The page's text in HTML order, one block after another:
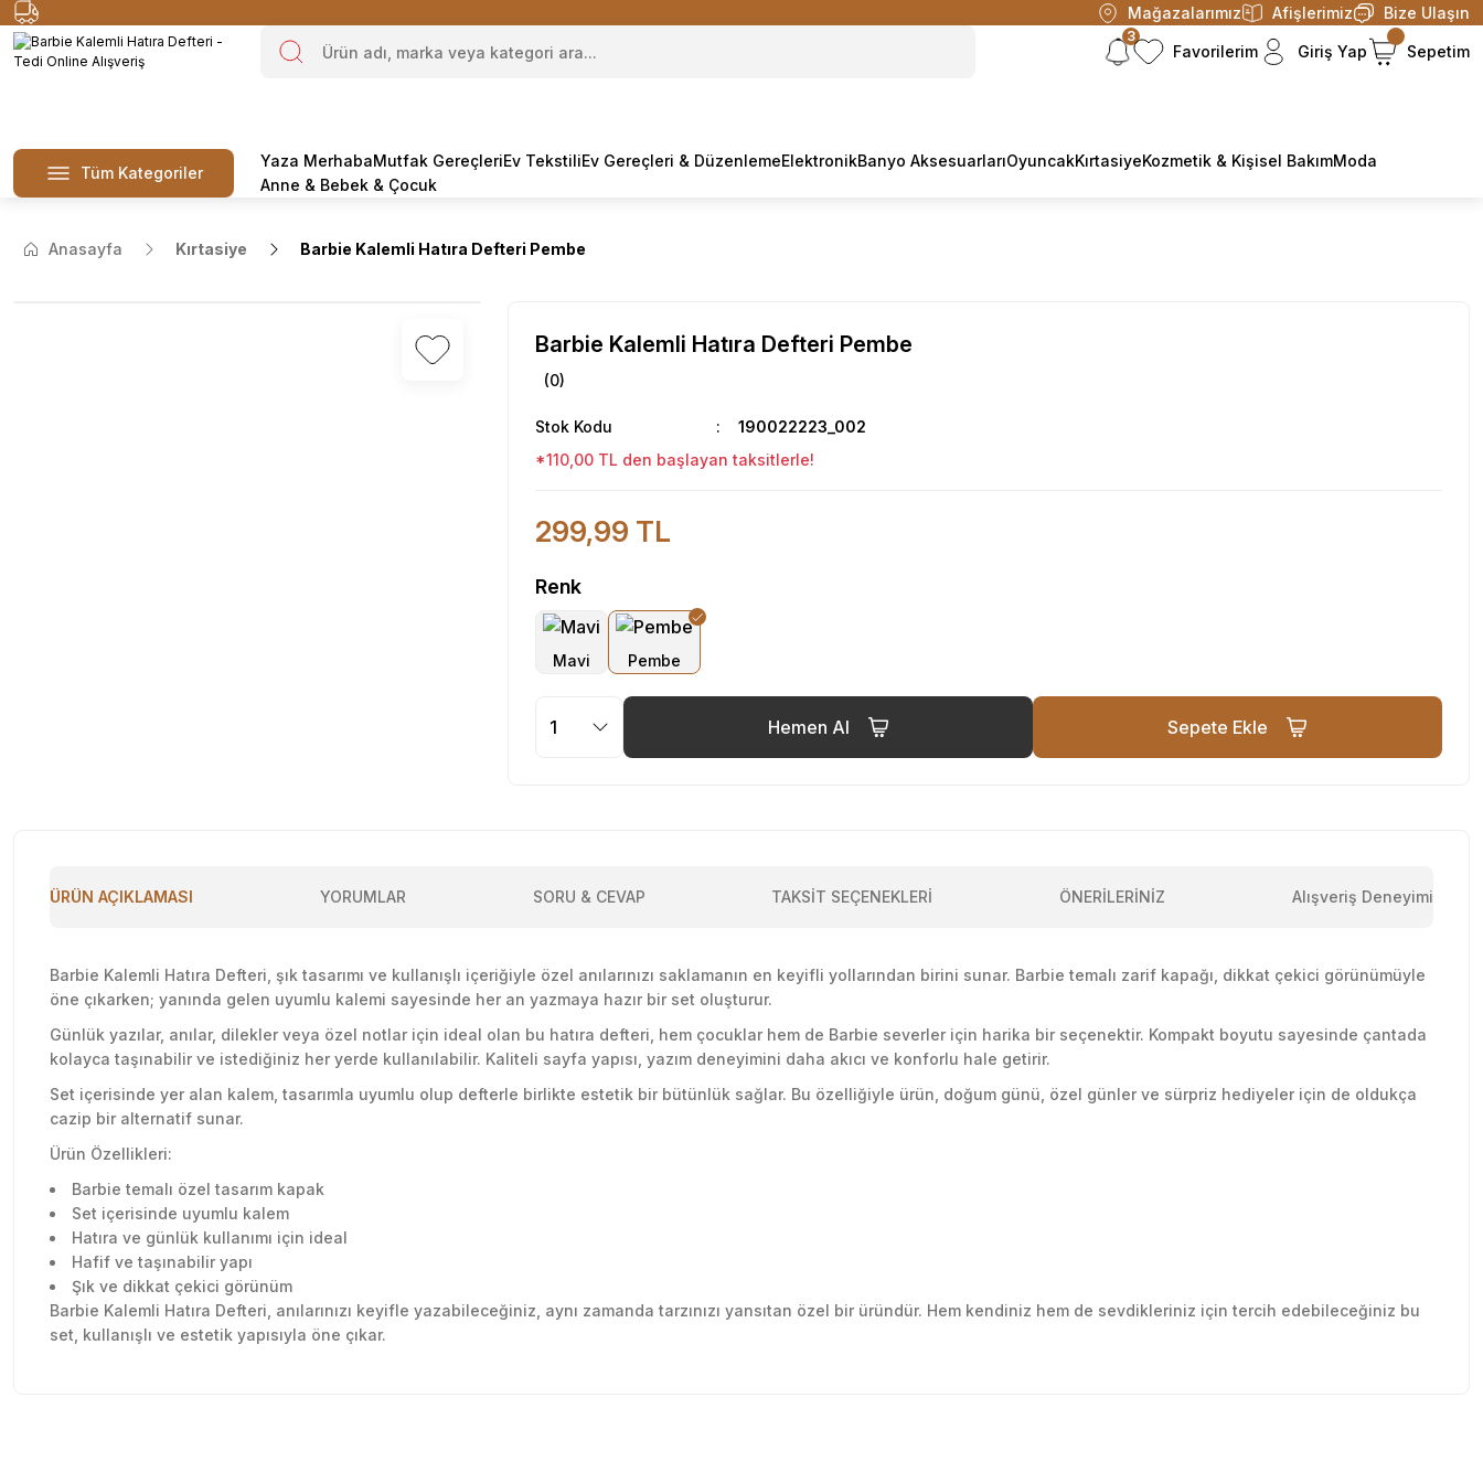
Mağazalarımız Afişlerimiz Bize Ulaşın
3
Favorilerim Giriş Yap Sepetim
Tüm Kategoriler
Yaza MerhabaMutfak GereçleriEv TekstiliEv Gereçleri & DüzenlemeElektronikBanyo AksesuarlarıOyuncakKırtasiyeKozmetik & Kişisel BakımModa
Anne & Bebek & Çocuk
Anasayfa Kırtasiye Barbie Kalemli Hatıra Defteri Pembe
Barbie Kalemli Hatıra Defteri Pembe
(0)
Stok Kodu
190022223_002
*110,00 TL den başlayan taksitlerle!
299,99 TL
Renk
Hemen Al Sepete Ekle
ÜRÜN AÇIKLAMASI YORUMLAR SORU & CEVAP TAKSİT SEÇENEKLERİ ÖNERİLERİNİZ Alışveriş Deneyimi
Barbie Kalemli Hatıra Defteri, şık tasarımı ve kullanışlı içeriğiyle özel anılarınızı saklamanın en keyifli yollarından birini sunar. Barbie temalı zarif kapağı, dikkat çekici görünümüyle
öne çıkarken; yanında gelen uyumlu kalemi sayesinde her an yazmaya hazır bir set oluşturur.
Günlük yazılar, anılar, dilekler veya özel notlar için ideal olan bu hatıra defteri, hem çocuklar hem de Barbie severler için harika bir seçenektir. Kompakt boyutu sayesinde çantada
kolayca taşınabilir ve istediğiniz her yerde kullanılabilir. Kaliteli sayfa yapısı, yazım deneyimini daha akıcı ve konforlu hale getirir.
Set içerisinde yer alan kalem, tasarımla uyumlu olup defterle birlikte estetik bir bütünlük sağlar. Bu özelliğiyle ürün, doğum günü, özel günler ve sürpriz hediyeler için de oldukça
cazip bir alternatif sunar.
Ürün Özellikleri:
Barbie temalı özel tasarım kapak
Set içerisinde uyumlu kalem
Hatıra ve günlük kullanımı için ideal
Hafif ve taşınabilir yapı
Şık ve dikkat çekici görünüm
Barbie Kalemli Hatıra Defteri, anılarınızı keyifle yazabileceğiniz, aynı zamanda tarzınızı yansıtan özel bir üründür. Hem kendiniz hem de sevdikleriniz için tercih edebileceğiniz bu
set, kullanışlı ve estetik yapısıyla öne çıkar.